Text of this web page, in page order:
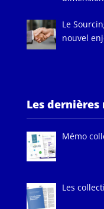
Le
nouvel
Les dernières
Mémo
Les